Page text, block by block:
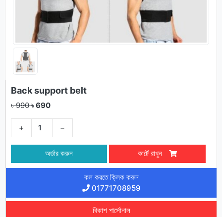
Back support belt
৳ 990৳ 690
+ −
অর্ডার করুন কার্টে রাখুন
কল করতে ক্লিক করুন
01771708959
বিকাশ পার্সোনাল